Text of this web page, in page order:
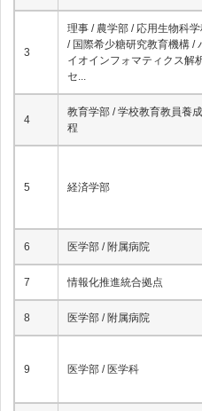
3
理事 / 農学部 / 応用生物科
/ 国際希少糖研究教育機構 /
イオインフォマティクス解
セ...
4
教育学部 / 学校教育教員養
程
5 経済学部
6 医学部 / 附属病院
7 情報化推進統合拠点
8 医学部 / 附属病院
9 医学部 / 医学科